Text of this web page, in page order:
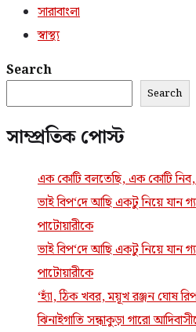
সারাবাংলা
স্বাস্থ্য
Search
Search
সাম্প্রতিক পোস্ট
এক কোটি বলতেছি, এক কোটি
ভাই বিপ‘দে আছি একটু নিয়ে যান
পাটোয়ারীকে
ভাই বিপ‘দে আছি একটু নিয়ে যান
পাটোয়ারীকে
‘হ্যাঁ, ঠিক খবর, ময়ূখ রঞ্জন ঘোষ
ঝিনাইগাতি সন্ধাকুড়া গারো